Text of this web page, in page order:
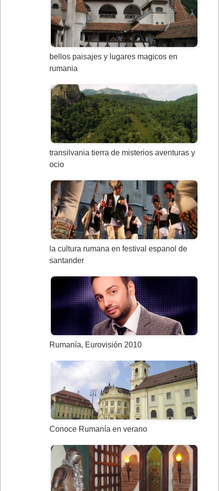
bellos paisajes y lugares magicos en
rumania
transilvania tierra de misterios aventuras y
ocio
la cultura rumana en festival espanol de
santander
Rumanía, Eurovisión 2010
Conoce Rumanía en verano